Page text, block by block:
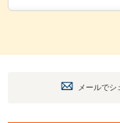
メールでシ